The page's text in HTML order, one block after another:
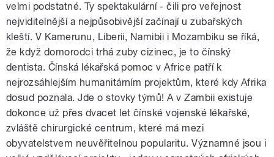
velmi podstatné. Ty spektakulární - čili pro veřejnost
nejviditelnější a nejpůsobivější začínají u zubařských
kleští. V Kamerunu, Liberii, Namibii i Mozambiku se říká,
že když domorodci trhá zuby cizinec, je to čínský
dentista. Čínská lékařská pomoc v Africe patří k
nejrozsáhlejším humanitárním projektům, které kdy Afrika
dosud poznala. Jde o stovky týmů! A v Zambii existuje
dokonce už přes dvacet let čínské vojenské lékařské,
zvláště chirurgické centrum, které má mezi
obyvatelstvem neuvěřitelnou popularitu. Významné jsou i